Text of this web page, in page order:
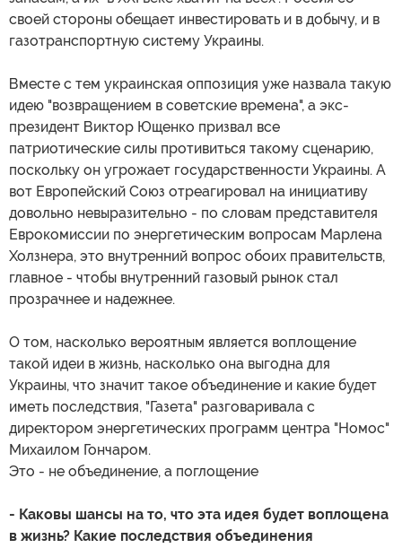
своей стороны обещает инвестировать и в добычу, и в
газотранспортную систему Украины.
Вместе с тем украинская оппозиция уже назвала такую
идею "возвращением в советские времена", а экс-
президент Виктор Ющенко призвал все
патриотические силы противиться такому сценарию,
поскольку он угрожает государственности Украины. А
вот Европейский Союз отреагировал на инициативу
довольно невыразительно - по словам представителя
Еврокомиссии по энергетическим вопросам Марлена
Холзнера, это внутренний вопрос обоих правительств,
главное - чтобы внутренний газовый рынок стал
прозрачнее и надежнее.
О том, насколько вероятным является воплощение
такой идеи в жизнь, насколько она выгодна для
Украины, что значит такое объединение и какие будет
иметь последствия, "Газета" разговаривала с
директором энергетических программ центра "Номос"
Михаилом Гончаром.
Это - не объединение, а поглощение
- Каковы шансы на то, что эта идея будет воплощена
в жизнь? Какие последствия объединения